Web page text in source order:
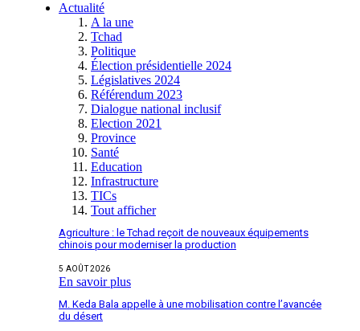
Actualité
A la une
Tchad
Politique
Élection présidentielle 2024
Législatives 2024
Référendum 2023
Dialogue national inclusif
Election 2021
Province
Santé
Education
Infrastructure
TICs
Tout afficher
Agriculture : le Tchad reçoit de nouveaux équipements
chinois pour moderniser la production
5 AOÛT 2026
En savoir plus
M. Keda Bala appelle à une mobilisation contre l’avancée
du désert